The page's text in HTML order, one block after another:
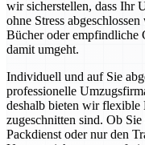
wir sicherstellen, dass Ihr
ohne Stress
Bücher oder empfindliche
damit umgeht.
Individuell und auf Sie
professionelle
deshalb bieten wir flexible
zugeschnitten sind. Ob
Packdienst oder nur den